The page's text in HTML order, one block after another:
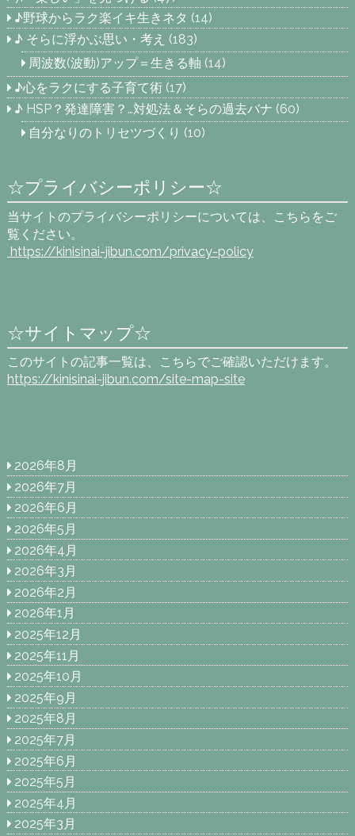
♪野球からラク楽イキ生きネタ (14)
♪ そらに浮かぶ思い・考え (183)
周波数(波動)アップ＝生きる軸 (14)
♪心をラクにする子育て術 (17)
♪ HSP？発達障害？…対処法＆そらの過去バナ (60)
自分なりのトリセツづくり (10)
☆プライバシーポリシー☆
当サイトのプライバシーポリシーについては、こちらをご
覧ください。
https://kinisinai-jibun.com/privacy-policy
☆サイトマップ☆
このサイトの記事一覧は、こちらでご確認いただけます。
https://kinisinai-jibun.com/site-map-site
2026年8月
2026年7月
2026年6月
2026年5月
2026年4月
2026年3月
2026年2月
2026年1月
2025年12月
2025年11月
2025年10月
2025年9月
2025年8月
2025年7月
2025年6月
2025年5月
2025年4月
2025年3月